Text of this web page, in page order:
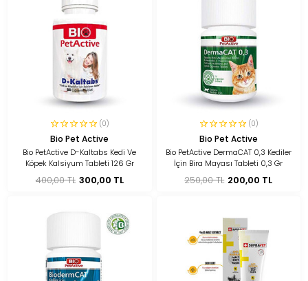
(0)
Bio Pet Active
Bio PetActive D-Kaltabs Kedi Ve
Köpek Kalsiyum Tableti 126 Gr
400,00 TL 300,00 TL
(0)
Bio Pet Active
Bio PetActive DermaCAT 0,3 Kediler
İçin Bira Mayası Tableti 0,3 Gr
250,00 TL 200,00 TL